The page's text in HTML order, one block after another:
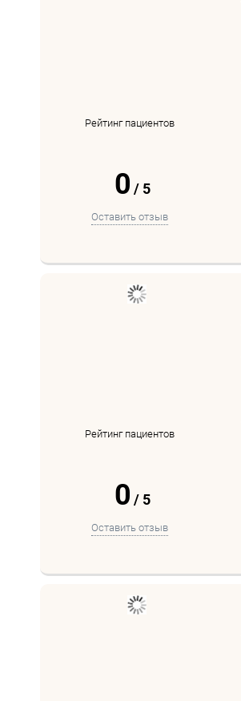
Рейтинг пациентов
0 / 5
Оставить отзыв
Рейтинг пациентов
0 / 5
Оставить отзыв